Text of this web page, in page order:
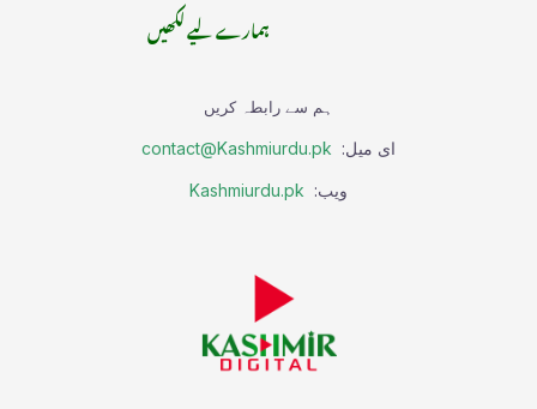
ہمارے لیے لکھیں
ہم سے رابطہ کریں
ای میل: contact@Kashmiurdu.pk
ویب: Kashmiurdu.pk